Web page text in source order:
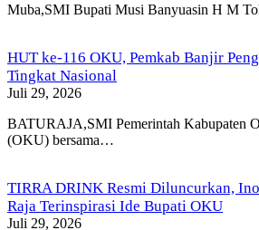
Muba,SMI Bupati Musi Banyuasin H M
HUT ke-116 OKU, Pemkab Banjir
Tingkat Nasional
Juli 29, 2026
BATURAJA,SMI Pemerintah Kabupaten
(OKU) bersama…
TIRRA DRINK Resmi Diluncurkan,
Raja Terinspirasi Ide Bupati OKU
Juli 29, 2026